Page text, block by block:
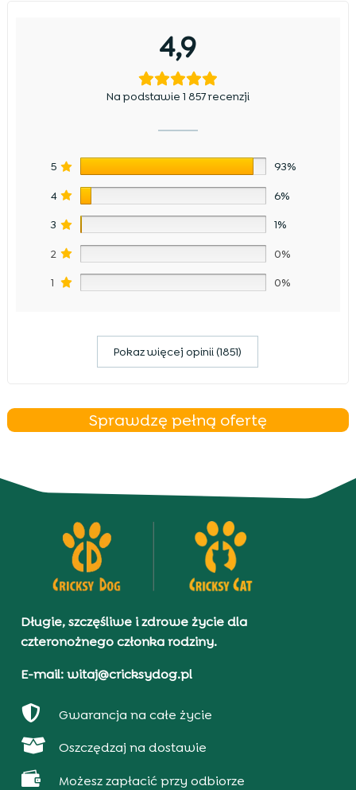
4,9
Na podstawie 1 857 recenzji
5 93%
4 6%
3 1%
2 0%
1 0%
Pokaz więcej opinii (1851)
Sprawdzę pełną ofertę
Długie, szczęśliwe i zdrowe życie dla
czteronożnego członka rodziny.
E-mail: witaj@cricksydog.pl
 Gwarancja na całe życie
 Oszczędzaj na dostawie
 Możesz zapłacić przy odbiorze